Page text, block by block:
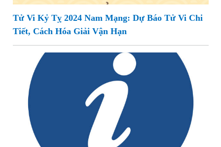
Tử Vi Kỷ Tỵ 2024 Nam Mạng: Dự Báo Tử Vi Chi
Tiết, Cách Hóa Giải Vận Hạn